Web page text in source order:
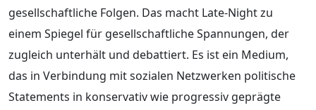
gesellschaftliche Folgen. Das macht Late-Night zu
einem Spiegel für gesellschaftliche Spannungen, der
zugleich unterhält und debattiert. Es ist ein Medium,
das in Verbindung mit sozialen Netzwerken politische
Statements in konservativ wie progressiv geprägte